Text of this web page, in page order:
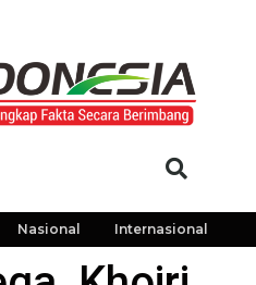
Nasional Internasional